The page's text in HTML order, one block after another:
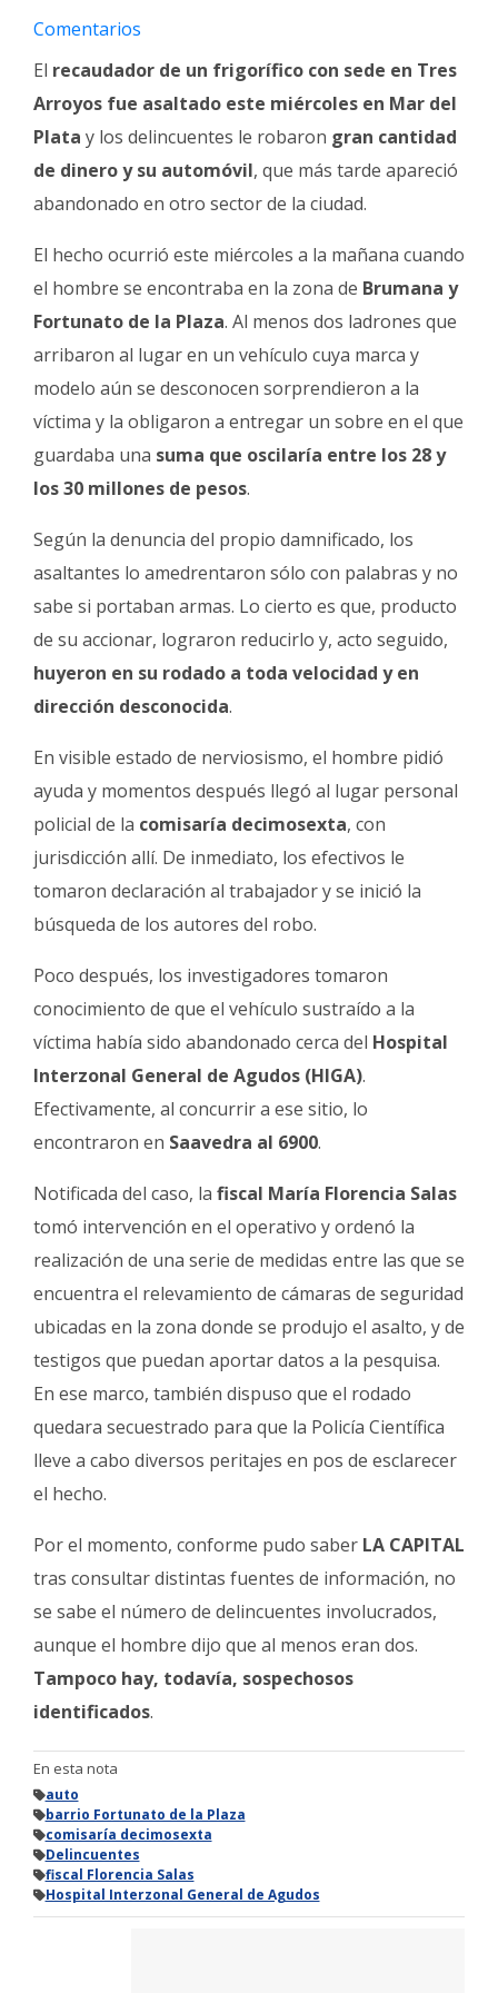
Comentarios
El recaudador de un frigorífico con sede en Tres
Arroyos fue asaltado este miércoles en Mar del
Plata y los delincuentes le robaron gran cantidad
de dinero y su automóvil, que más tarde apareció
abandonado en otro sector de la ciudad.
El hecho ocurrió este miércoles a la mañana cuando
el hombre se encontraba en la zona de Brumana y
Fortunato de la Plaza. Al menos dos ladrones que
arribaron al lugar en un vehículo cuya marca y
modelo aún se desconocen sorprendieron a la
víctima y la obligaron a entregar un sobre en el que
guardaba una suma que oscilaría entre los 28 y
los 30 millones de pesos.
Según la denuncia del propio damnificado, los
asaltantes lo amedrentaron sólo con palabras y no
sabe si portaban armas. Lo cierto es que, producto
de su accionar, lograron reducirlo y, acto seguido,
huyeron en su rodado a toda velocidad y en
dirección desconocida.
En visible estado de nerviosismo, el hombre pidió
ayuda y momentos después llegó al lugar personal
policial de la comisaría decimosexta, con
jurisdicción allí. De inmediato, los efectivos le
tomaron declaración al trabajador y se inició la
búsqueda de los autores del robo.
Poco después, los investigadores tomaron
conocimiento de que el vehículo sustraído a la
víctima había sido abandonado cerca del Hospital
Interzonal General de Agudos (HIGA).
Efectivamente, al concurrir a ese sitio, lo
encontraron en Saavedra al 6900.
Notificada del caso, la fiscal María Florencia Salas
tomó intervención en el operativo y ordenó la
realización de una serie de medidas entre las que se
encuentra el relevamiento de cámaras de seguridad
ubicadas en la zona donde se produjo el asalto, y de
testigos que puedan aportar datos a la pesquisa.
En ese marco, también dispuso que el rodado
quedara secuestrado para que la Policía Científica
lleve a cabo diversos peritajes en pos de esclarecer
el hecho.
Por el momento, conforme pudo saber LA CAPITAL
tras consultar distintas fuentes de información, no
se sabe el número de delincuentes involucrados,
aunque el hombre dijo que al menos eran dos.
Tampoco hay, todavía, sospechosos
identificados.
En esta nota
auto
barrio Fortunato de la Plaza
comisaría decimosexta
Delincuentes
fiscal Florencia Salas
Hospital Interzonal General de Agudos